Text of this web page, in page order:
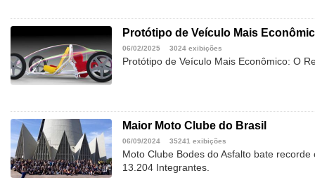
Protótipo de Veículo Mais
06/02/2025 3024 exibições
Protótipo de Veículo Mais Econômico: O
Maior Moto Clube do Brasil
06/09/2024 35241 exibições
Moto Clube Bodes do Asfalto bate
13.204 Integrantes.